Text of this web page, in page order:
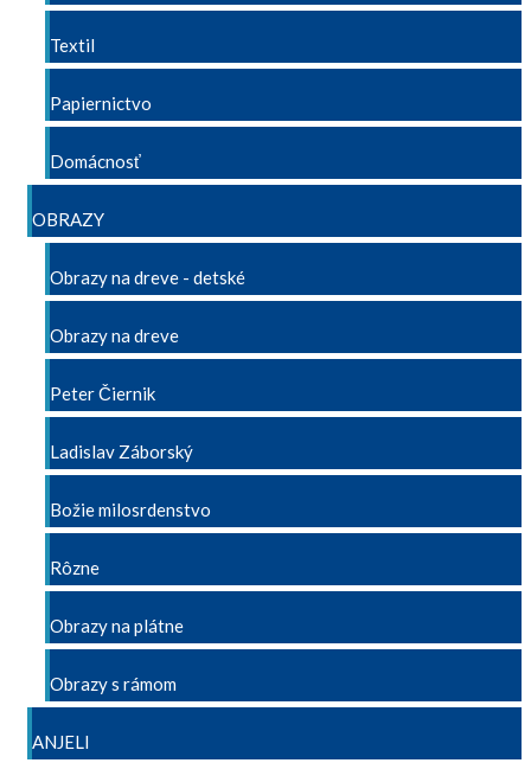
Textil
Papiernictvo
Domácnosť
OBRAZY
Obrazy na dreve - detské
Obrazy na dreve
Peter Čiernik
Ladislav Záborský
Božie milosrdenstvo
Rôzne
Obrazy na plátne
Obrazy s rámom
ANJELI